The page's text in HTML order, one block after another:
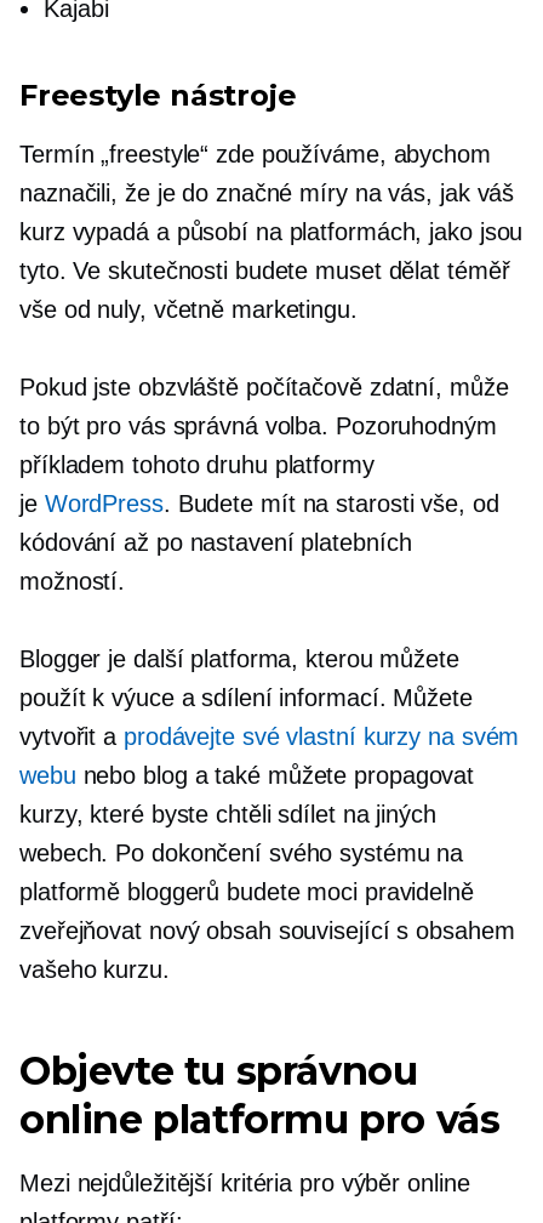
Kajabi
Freestyle nástroje
Termín „freestyle“ zde používáme, abychom
naznačili, že je do značné míry na vás, jak váš
kurz vypadá a působí na platformách, jako jsou
tyto. Ve skutečnosti budete muset dělat téměř
vše od nuly, včetně marketingu.
Pokud jste obzvláště počítačově zdatní, může
to být pro vás správná volba. Pozoruhodným
příkladem tohoto druhu platformy
je WordPress. Budete mít na starosti vše, od
kódování až po nastavení platebních
možností.
Blogger je další platforma, kterou můžete
použít k výuce a sdílení informací. Můžete
vytvořit a prodávejte své vlastní kurzy na svém
webu nebo blog a také můžete propagovat
kurzy, které byste chtěli sdílet na jiných
webech. Po dokončení svého systému na
platformě bloggerů budete moci pravidelně
zveřejňovat nový obsah související s obsahem
vašeho kurzu.
Objevte tu správnou
online platformu pro vás
Mezi nejdůležitější kritéria pro výběr online